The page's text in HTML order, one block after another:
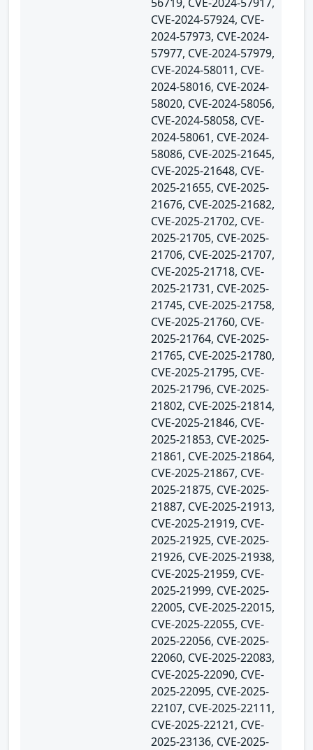
CVE-2024-57924, CVE-
2024-57973, CVE-2024-
57977, CVE-2024-57979,
CVE-2024-58011, CVE-
2024-58016, CVE-2024-
58020, CVE-2024-58056,
CVE-2024-58058, CVE-
2024-58061, CVE-2024-
58086, CVE-2025-21645,
CVE-2025-21648, CVE-
2025-21655, CVE-2025-
21676, CVE-2025-21682,
CVE-2025-21702, CVE-
2025-21705, CVE-2025-
21706, CVE-2025-21707,
CVE-2025-21718, CVE-
2025-21731, CVE-2025-
21745, CVE-2025-21758,
CVE-2025-21760, CVE-
2025-21764, CVE-2025-
21765, CVE-2025-21780,
CVE-2025-21795, CVE-
2025-21796, CVE-2025-
21802, CVE-2025-21814,
CVE-2025-21846, CVE-
2025-21853, CVE-2025-
21861, CVE-2025-21864,
CVE-2025-21867, CVE-
2025-21875, CVE-2025-
21887, CVE-2025-21913,
CVE-2025-21919, CVE-
2025-21925, CVE-2025-
21926, CVE-2025-21938,
CVE-2025-21959, CVE-
2025-21999, CVE-2025-
22005, CVE-2025-22015,
CVE-2025-22055, CVE-
2025-22056, CVE-2025-
22060, CVE-2025-22083,
CVE-2025-22090, CVE-
2025-22095, CVE-2025-
22107, CVE-2025-22111,
CVE-2025-22121, CVE-
2025-23136, CVE-2025-